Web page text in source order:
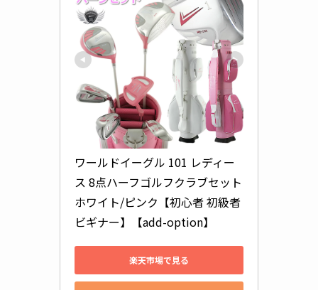
ワールドイーグル 101 レディー
ス 8点ハーフゴルフクラブセット
ホワイト/ピンク【初心者 初級者
ビギナー】【add-option】
楽天市場で見る